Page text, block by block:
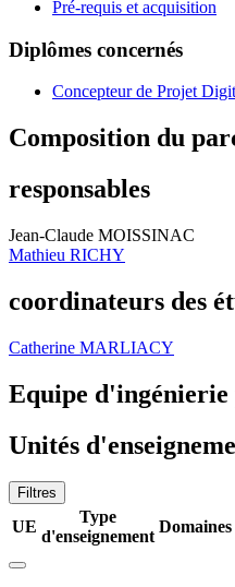
Pré-requis et acquisition
Diplômes concernés
Concepteur de Projet
Composition du
responsables
Jean-Claude MOISSINAC
Mathieu RICHY
coordinateurs des
Catherine MARLIACY
Equipe d'ingénierie
Unités
Filtres
UE
Type
d'enseignement
Domaines